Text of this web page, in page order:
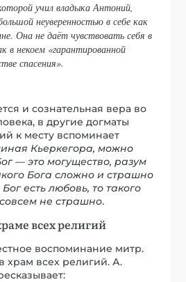
учил владыка Антоний,
неуверенностью в себе как
Она не даёт чувствовать себя в
в некоем «гарантированной
спасения».
и сознательная вера во
в другие догматы
к месту вспоминает
Кьеркегора, можно
— это могущество, разум
Бога сложно и страшно
есть любовь, то такого
не страшно.
всех религий
воспоминание митр.
храм всех религий. А.